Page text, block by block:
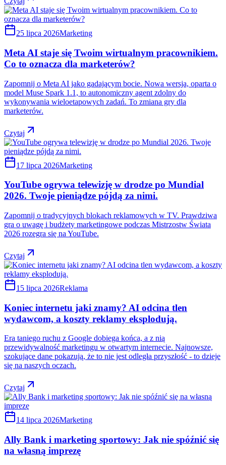
25 lipca 2026Marketing
Meta AI staje się Twoim wirtualnym pracownikiem.
Co to oznacza dla marketerów?
Zapomnij o Meta AI jako gadającym bocie. Nowa wersja, oparta o
model Muse Spark 1.1, to autonomiczny agent zdolny do
wykonywania wieloetapowych zadań. To zmiana gry dla
marketerów.
Czytaj
17 lipca 2026Marketing
YouTube ogrywa telewizję w drodze po Mundial
2026. Twoje pieniądze pójdą za nimi.
Zapomnij o tradycyjnych blokach reklamowych w TV. Prawdziwa
gra o uwagę i budżety marketingowe podczas Mistrzostw Świata
2026 rozegra się na YouTube.
Czytaj
15 lipca 2026Reklama
Koniec internetu jaki znamy? AI odcina tlen
wydawcom, a koszty reklamy eksplodują.
Era taniego ruchu z Google dobiega końca, a z nią
przewidywalność marketingu w otwartym internecie. Najnowsze,
szokujące dane pokazują, że to nie jest odległa przyszłość - to dzieje
się na naszych oczach.
Czytaj
14 lipca 2026Marketing
Ally Bank i marketing sportowy: Jak nie spóźnić się
na własną imprezę